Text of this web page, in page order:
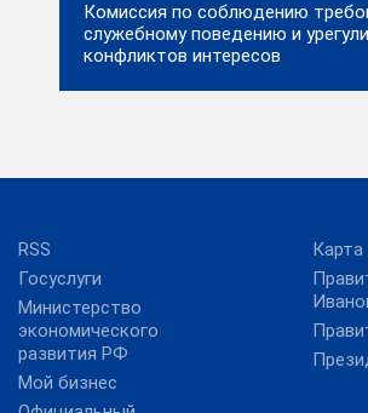
Комиссия по соблюдению
служебному поведению и
конфликтов интересов
RSS
Госуслуги
Министерство
экономического
развития РФ
Мой бизнес
Карта